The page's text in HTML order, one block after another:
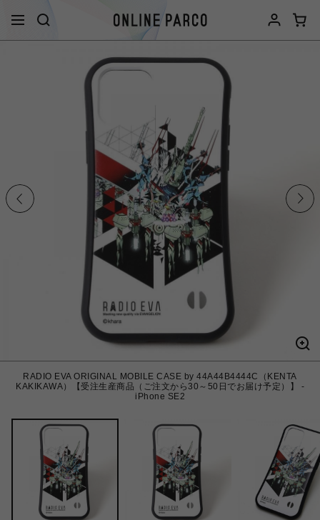
RADIO EVA ORIGINAL MOBILE CASE by 44A44B4444C（KENTA
KAKIKAWA）【受注生産商品（ご注文から30～50日でお届け予定）】 -
iPhone SE2